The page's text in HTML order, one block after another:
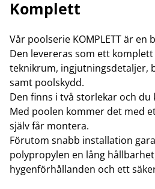
Komplett
Vår poolserie KOMPLETT är en
Den levereras som ett
teknikrum, ingjutningsdetaljer,
samt poolskydd.
Den finns i två storlekar och du
Med poolen kommer det med
själv får montera.
Förutom snabb installation
polypropylen en lång
hygenförhållanden och ett